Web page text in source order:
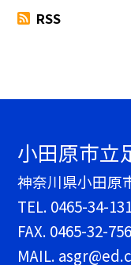
RSS
小田原市立
神奈川県小田原
TEL. 0465-34-
FAX. 0465-32-
MAIL.